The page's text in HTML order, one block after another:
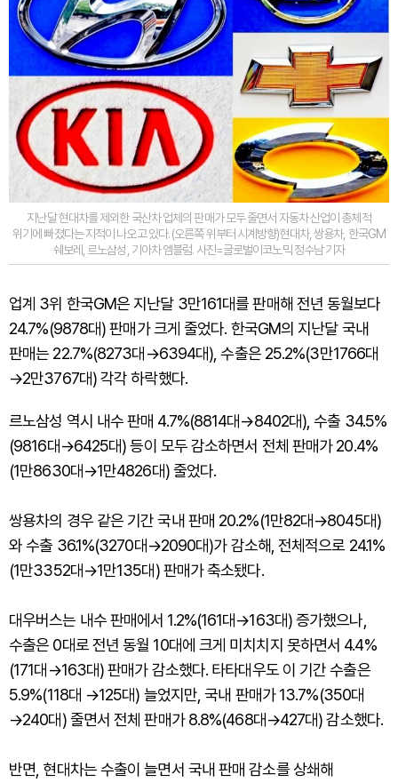
지난달 현대차를 제외한 국산차 업체의 판매가 모두 줄면서 자동차 산업이 총체적
위기에 빠졌다는 지적이 나오고 있다. (오른쪽 위부터 시계방향)현대차, 쌍용차, 한국GM
쉐보레, 르노삼성, 기아차 엠블럼. 사진=글로벌이코노믹 정수남 기자
업계 3위 한국GM은 지난달 3만161대를 판매해 전년 동월보다
24.7%(9878대) 판매가 크게 줄었다. 한국GM의 지난달 국내
판매는 22.7%(8273대→6394대), 수출은 25.2%(3만1766대
→2만3767대) 각각 하락했다.
르노삼성 역시 내수 판매 4.7%(8814대→8402대), 수출 34.5%
(9816대→6425대) 등이 모두 감소하면서 전체 판매가 20.4%
(1만8630대→1만4826대) 줄었다.
쌍용차의 경우 같은 기간 국내 판매 20.2%(1만82대→8045대)
와 수출 36.1%(3270대→2090대)가 감소해, 전체적으로 24.1%
(1만3352대→1만135대) 판매가 축소됐다.
대우버스는 내수 판매에서 1.2%(161대→163대) 증가했으나,
수출은 0대로 전년 동월 10대에 크게 미치치지 못하면서 4.4%
(171대→163대) 판매가 감소했다. 타타대우도 이 기간 수출은
5.9%(118대 →125대) 늘었지만, 국내 판매가 13.7%(350대
→240대) 줄면서 전체 판매가 8.8%(468대→427대) 감소했다.
반면, 현대차는 수출이 늘면서 국내 판매 감소를 상쇄해